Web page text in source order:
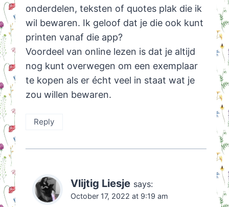
onderdelen, teksten of quotes plak die ik
wil bewaren. Ik geloof dat je die ook kunt
printen vanaf die app?
Voordeel van online lezen is dat je altijd
nog kunt overwegen om een exemplaar
te kopen als er écht veel in staat wat je
zou willen bewaren.
Reply
Vlijtig Liesje says:
October 17, 2022 at 9:19 am